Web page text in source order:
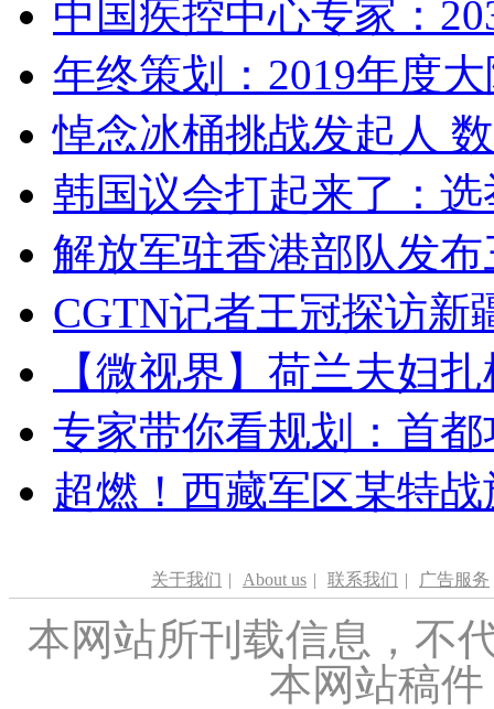
中国疾控中心专家：
年终策划：2019年度
悼念冰桶挑战发起人
韩国议会打起来了：
解放军驻香港部队发
CGTN记者王冠探访新
【微视界】荷兰夫妇
专家带你看规划：首
超燃！西藏军区某特
关于我们 | About us | 联系我们 | 广告服务
本网站所刊载信息，不
本网站稿